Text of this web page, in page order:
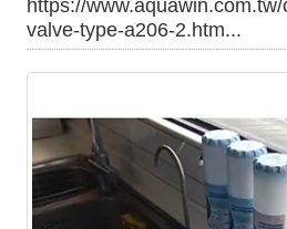
https://
valve-type-a206-2.htm...